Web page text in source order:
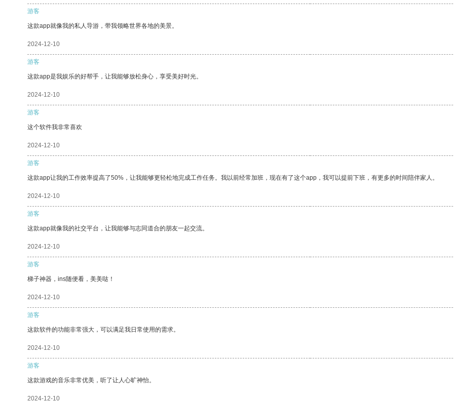
游客
这款app就像我的私人导游，带我领略世界各地的美景。
2024-12-10
游客
这款app是我娱乐的好帮手，让我能够放松身心，享受美好时光。
2024-12-10
游客
这个软件我非常喜欢
2024-12-10
游客
这款app让我的工作效率提高了50%，让我能够更轻松地完成工作任务。我以前经常加班，现在有了这个app，我可以提前下班，有更多的时间陪伴家人。
2024-12-10
游客
这款app就像我的社交平台，让我能够与志同道合的朋友一起交流。
2024-12-10
游客
梯子神器，ins随便看，美美哒！
2024-12-10
游客
这款软件的功能非常强大，可以满足我日常使用的需求。
2024-12-10
游客
这款游戏的音乐非常优美，听了让人心旷神怡。
2024-12-10